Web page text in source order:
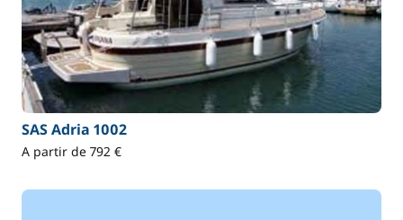
SAS Adria 1002
A partir de 792 €